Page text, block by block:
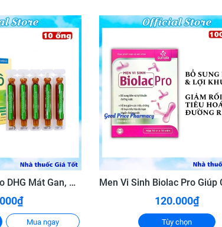
dày thực quản do trào ngược acid dịch vị.
khi ăn 15 phút.
để đạt hiệu quả
Hộp 10 Ống Actiso DHG Mát Gan, Giải Độc Gan
Mua ngay
120.000₫
Tùy chọn